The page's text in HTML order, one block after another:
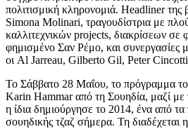
πολιτισμική κληρονομιά. Headliner της
Simona Molinari, τραγουδίστρια με
καλλιτεχνικών projects, διακρίσεων σε
φημισμένο Σαν Ρέμο, και συνεργασίες
οι Al Jarreau, Gilberto Gil, Peter
Το Σάββατο 28 Μαΐου, το πρόγραμμα
Karin Hammar από τη Σουηδία, μαζί
η ίδια δημιούργησε το 2014, ένα από τα
σουηδικής τζαζ σήμερα. Τη